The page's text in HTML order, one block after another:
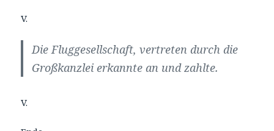
V.
Die Fluggesellschaft, vertreten durch die
Großkanzlei erkannte an und zahlte.
V.